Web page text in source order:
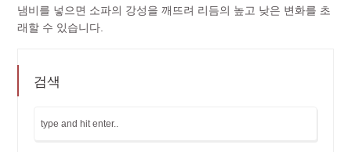
냄비를 넣으면 소파의 강성을 깨뜨려 리듬의 높고 낮은 변화를 초
래할 수 있습니다.
검색